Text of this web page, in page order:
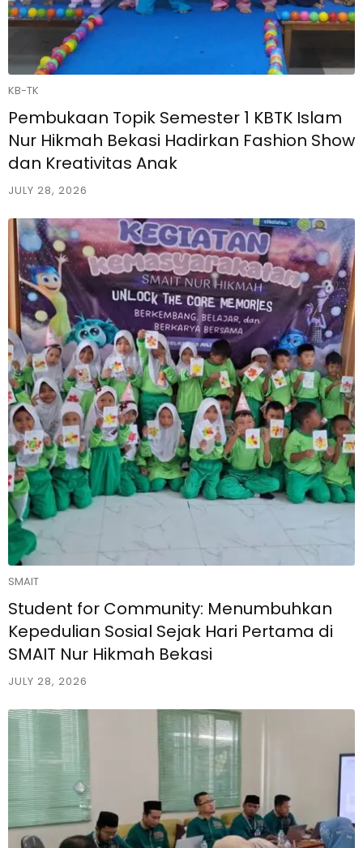
KB-TK
Pembukaan Topik Semester 1 KBTK Islam
Nur Hikmah Bekasi Hadirkan Fashion Show
dan Kreativitas Anak
JULY 28, 2026
SMAIT
Student for Community: Menumbuhkan
Kepedulian Sosial Sejak Hari Pertama di
SMAIT Nur Hikmah Bekasi
JULY 28, 2026